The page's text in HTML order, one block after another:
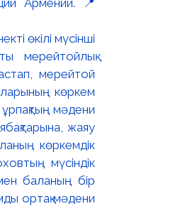
Армении. 📍